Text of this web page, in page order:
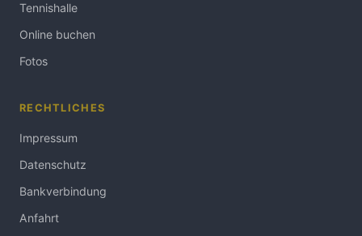
Tennishalle
Online buchen
Fotos
RECHTLICHES
Impressum
Datenschutz
Bankverbindung
Anfahrt